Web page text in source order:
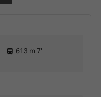
613 m 7'